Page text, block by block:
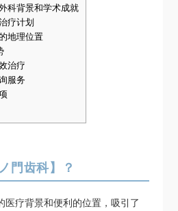
科背景和学术成就
疗计划
地理位置
治疗
服务
門齿科】？
医疗背景和便利的位置，吸引了